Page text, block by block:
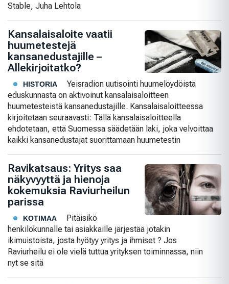
Stable, Juha Lehtola
Kansalaisaloite vaatii
huumetestejä
kansanedustajille –
Allekirjoitatko?
HISTORIA
Yeisradion uutisointi huumelöydöistä
eduskunnasta on aktivoinut kansalaisaloitteen
huumetesteistä kansanedustajille. Kansalaisaloitteessa
kirjoitetaan seuraavasti: Tällä kansalaisaloitteella
ehdotetaan, että Suomessa säädetään laki, joka velvoittaa
kaikki kansanedustajat suorittamaan huumetestin
Ravikatsaus: Yritys saa
näkyvyyttä ja hienoja
kokemuksia Raviurheilun
parissa
KOTIMAA
Pitäisikö
henkilökunnalle tai asiakkaille järjestää jotakin
ikimuistoista, josta hyötyy yritys ja ihmiset ? Jos
Raviurheilu ei ole vielä tuttua yrityksen toiminnassa, niin
nyt se sitä